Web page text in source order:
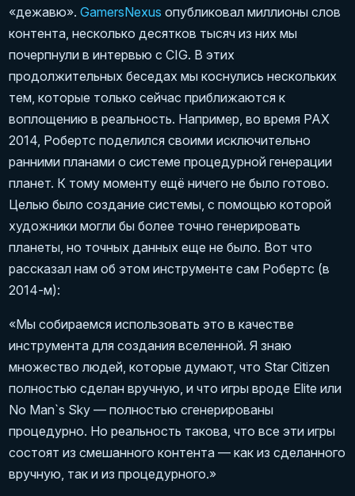
«дежавю».GamersNexus опубликовал миллионы слов
контента, несколько десятков тысяч из них мы
почерпнули в интервью с CIG. В этих
продолжительных беседах мы коснулись нескольких
тем, которые только сейчас приближаются к
воплощению в реальность. Например, во время PAX
2014, Робертс поделился своими исключительно
ранними планами о системе процедурной генерации
планет. К тому моменту ещё ничего не было готово.
Целью было создание системы, с помощью которой
художники могли бы более точно генерировать
планеты, но точных данных еще не было. Вот что
рассказал нам об этом инструменте сам Робертс (в
2014-м):
«Мы собираемся использовать это в качестве
инструмента для создания вселенной. Я знаю
множество людей, которые думают, что Star Citizen
полностью сделан вручную, и что игры вроде Elite или
No Man`s Sky — полностью сгенерированы
процедурно. Но реальность такова, что все эти игры
состоят из смешанного контента — как из сделанного
вручную, так и из процедурного.»